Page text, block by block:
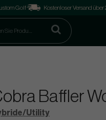
Golf Kostenloser Versand über
Baffler
Utility